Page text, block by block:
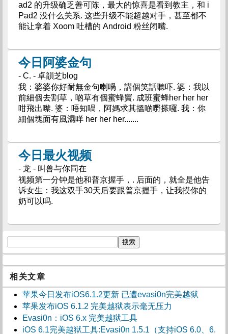
ad2 的升级确乏善可陈，最大的惊喜是看到教主，和 i
Pad2 没什么关系. 这些升级不能超越对手，甚至都不
能让拿着 Xoom 吐槽的 Android 粉丝闭嘴.
今日阿婆金句
- C. - 卓韻芝blog
我：婆婆你好耐無金句喇喎，講個笑話聽吓. 婆：我以
前細個去割草，啲草有個蜜蜂竇. 成班蜜蜂her her her
咁飛出嚟. 婆：唔知喎，阿媽求其搵啲嘢搽囉. 我：你
細個塊面有風濕咩 her her her.......
今日最火视频
- 龙 - 叫兽与你同在
视频第一分钟是他和普京握手，. 后面的，就全是他告
诉女生：我这双手30天后要跟普京握手，让我摸你的
奶可以吗.
相关文章
苹果今日发布iOS6.1.2更新 已遭evasi0n完美越狱
苹果发布iOS 6.1.2 完美越狱表示毫无压力
Evasi0n：iOS 6.x 完美越狱工具
iOS 6.1完美越狱工具:Evasi0n 1.5.1（支持iOS 6.0、6.